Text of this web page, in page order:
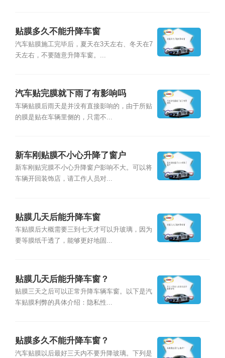
贴膜多久不能升降车窗
汽车贴膜施工完毕后，夏天在3天左右、冬天在7
天左右，不要随意升降车窗。...
汽车贴完膜就下雨了有影响吗
车辆贴膜后雨天是并没有直接影响的，由于所贴
的膜是贴在车辆里侧的，只需不...
新车刚贴膜不小心升降了窗户
新车刚贴完膜不小心升降窗户影响不大。可以将
车辆开回装饰店，请工作人员对...
贴膜几天后能升降车窗
车贴膜后大概需要三到七天才可以升玻璃，因为
要等膜纸干透了，能够更好地固...
贴膜几天后能升降车窗？
贴膜三天之后可以正常升降车辆车窗。以下是汽
车贴膜利弊的具体介绍：隐私性...
贴膜多久不能升降车窗？
汽车贴膜以后最好三天内不要升降玻璃。下列是